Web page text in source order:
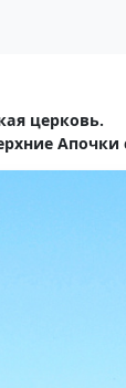
церковь.
Апочки